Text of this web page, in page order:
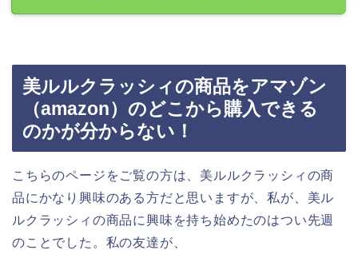
美ルルクラッシィの商品をアマゾン
（amazon）のどこから購入できる
のかが分からない！
こちらのページをご覧の方は、美ルルクラッシィの商
品にかなり興味のある方だと思いますが、私が、美ル
ルクラッシィの商品に興味を持ち始めたのはつい先週
のことでした。私の友達が、